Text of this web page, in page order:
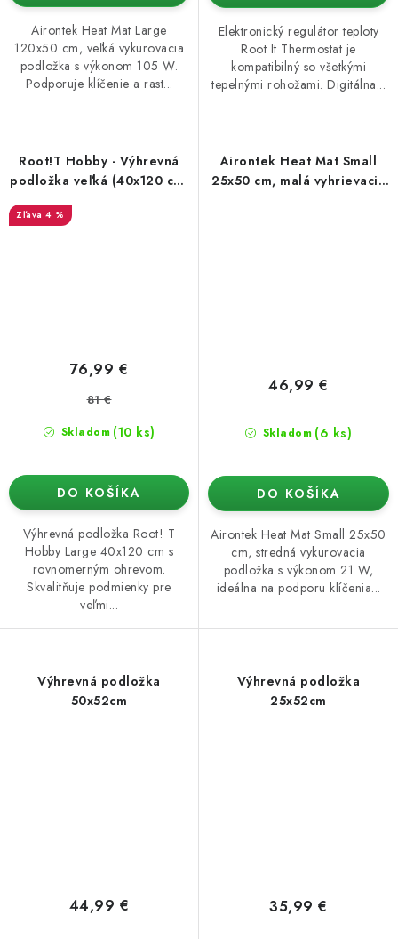
Airontek Heat Mat Large
120x50 cm, veľká vykurovacia
podložka s výkonom 105 W.
Podporuje klíčenie a rast...
Elektronický regulátor teploty
Root It Thermostat je
kompatibilný so všetkými
tepelnými rohožami. Digitálna...
Root!T Hobby - Výhrevná
podložka veľká (40x120 cm,
4 %
Skladom (10 ks)
76,99 €
81 €
DO KOŠÍKA
Výhrevná podložka Root! T
Hobby Large 40x120 cm s
rovnomerným ohrevom.
Skvalitňuje podmienky pre
veľmi...
Airontek Heat Mat Small
25x50 cm, malá vyhrievacia
Skladom (6 ks)
46,99 €
DO KOŠÍKA
Airontek Heat Mat Small 25x50
cm, stredná vykurovacia
podložka s výkonom 21 W,
ideálna na podporu klíčenia...
Výhrevná podložka
50x52cm
44,99 €
Výhrevná podložka
25x52cm
35,99 €